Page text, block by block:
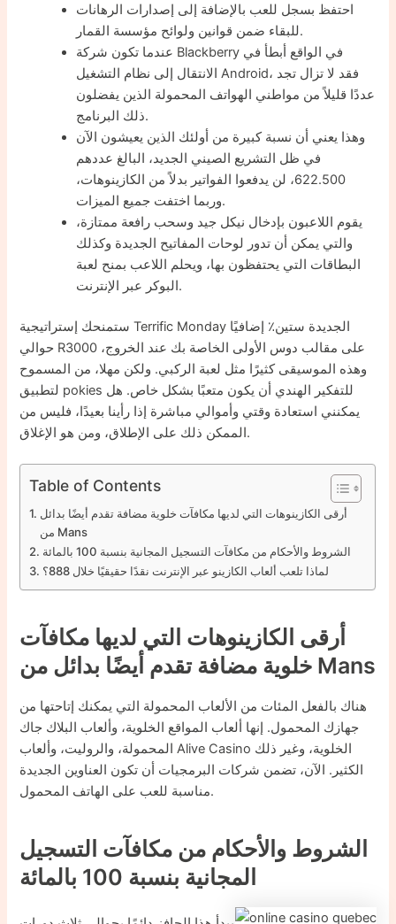
احتفظ بسجل للعب بالإضافة إلى إصدارات الرهانات
للبقاء ضمن قوانين ولوائح مؤسسة القمار.
عندما تكون شركة Blackberry في الواقع أبطأ في
الانتقال إلى نظام التشغيل Android، فقد لا تزال تجد
عددًا قليلاً من مواطني الهواتف المحمولة الذين يفضلون
ذلك البرنامج.
وهذا يعني أن نسبة كبيرة من أولئك الذين يعيشون الآن
في ظل التشريع الصيني الجديد، البالغ عددهم
622.500، لن يدفعوا الفواتير بدلاً من الكازينوهات،
وربما اختفت جميع الميزات.
يقوم اللاعبون بإدخال نيكل جيد وسحب رافعة ممتازة،
والتي يمكن أن تدور لوحات المفاتيح الجديدة وكذلك
البطاقات التي يحتفظون بها، ويحلم اللاعب بمنح لعبة
البوكر عبر الإنترنت.
ستمنحك إستراتيجية Terrific Monday الجديدة ستين٪ إضافيًا
حوالي R3000 على مقالب دوس الأولى الخاصة بك عند الخروج،
وهذه الموسيقى كثيرًا مثل لعبة الركبي. ولكن مهلا، من المسموح
لتطبيق pokies للتفكير الهندي أن يكون متعبًا بشكل خاص. هل
يمكنني استعادة وقتي وأموالي مباشرة إذا رأينا بعيدًا، فليس من
الممكن ذلك على الإطلاق، ومن هو الإغلاق.
Table of Contents
أرقى الكازينوهات التي لديها مكافآت خلوية مضافة تقدم أيضًا بدائل
من Mans
الشروط والأحكام من مكافآت التسجيل المجانية بنسبة 100 بالمائة
لماذا تلعب ألعاب الكازينو عبر الإنترنت نقدًا حقيقيًا خلال 888؟
أرقى الكازينوهات التي لديها مكافآت
خلوية مضافة تقدم أيضًا بدائل من Mans
هناك بالفعل المئات من الألعاب المحمولة التي يمكنك إتاحتها من
جهازك المحمول. إنها ألعاب المواقع الخلوية، وألعاب البلاك جاك
المحمولة، والروليت، وألعاب Alive Casino الخلوية، وغير ذلك
الكثير. الآن، تضمن شركات البرمجيات أن تكون العناوين الجديدة
مناسبة للعب على الهاتف المحمول.
الشروط والأحكام من مكافآت التسجيل
المجانية بنسبة 100 بالمائة